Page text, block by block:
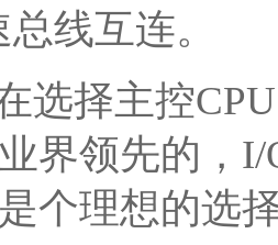
线互连。
选择主控
界领先的，
个理想的选